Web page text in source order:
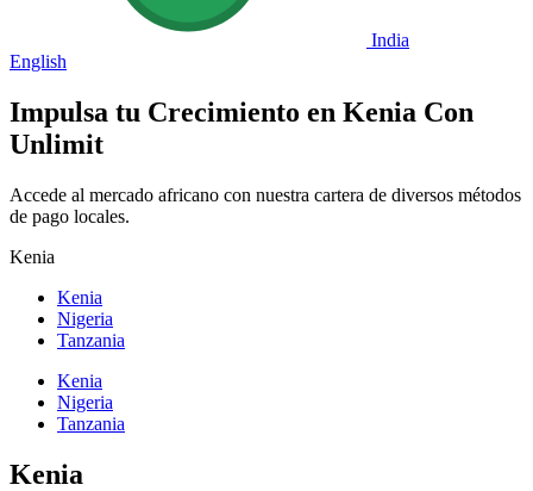
India
English
Impulsa tu Crecimiento en Kenia Con
Unlimit
Accede al mercado africano con nuestra cartera de diversos métodos
de pago locales.
Kenia
Kenia
Nigeria
Tanzania
Kenia
Nigeria
Tanzania
Kenia